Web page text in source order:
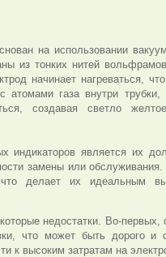
на использовании
из тонких нитей
начинает нагреваться,
атомами газа внутри
создавая светло
является их
замены или обслуживания.
делает их идеальным
недостатки. Во-первых,
что может быть дорого и
к высоким затратам на